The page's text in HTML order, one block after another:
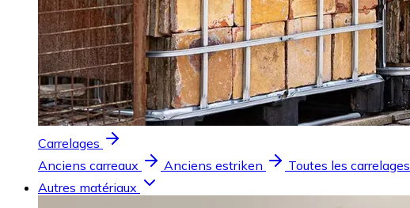
Carrelages
Anciens carreaux
Anciens estriken
Toutes les carrelages
Autres matériaux